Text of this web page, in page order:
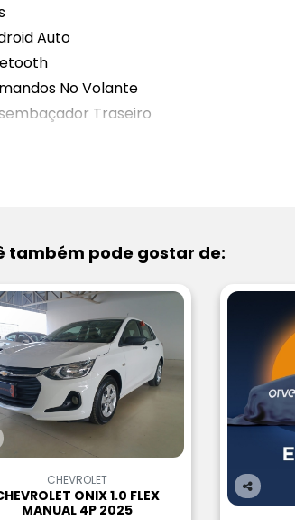
Auto
No Volante
Traseiro
também pode gostar de:
CHEVROLET
ONIX 1.0 FLEX
MANUAL 4P 2025
Co